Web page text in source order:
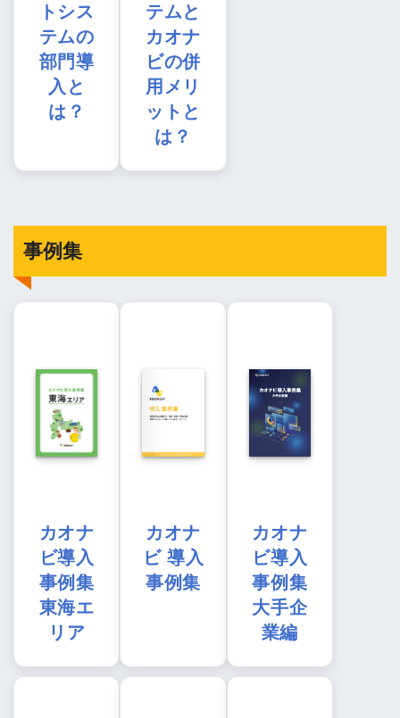
トシス
テムの
部門導
入と
は？
テムと
カオナ
ビの併
用メリ
ットと
は？
事例集
カオナ
ビ導入
事例集
東海エ
リア
カオナ
ビ 導入
事例集
カオナ
ビ導入
事例集
大手企
業編